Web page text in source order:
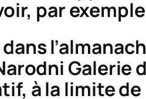
par
à la limite